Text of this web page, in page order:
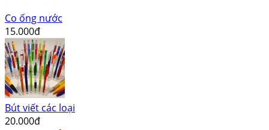
Co ống nước
15.000đ
Bút viết các loại
20.000đ